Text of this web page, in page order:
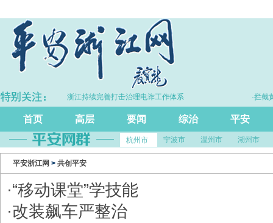
·浙江持续完善打击治理电诈工作体系 ·拦截黄
首页 高层 要闻 综治 平安
杭州市 宁波市 温州市 湖州市
平安浙江网 > 共创平安
·“移动课堂”学技能
·改装飙车严整治